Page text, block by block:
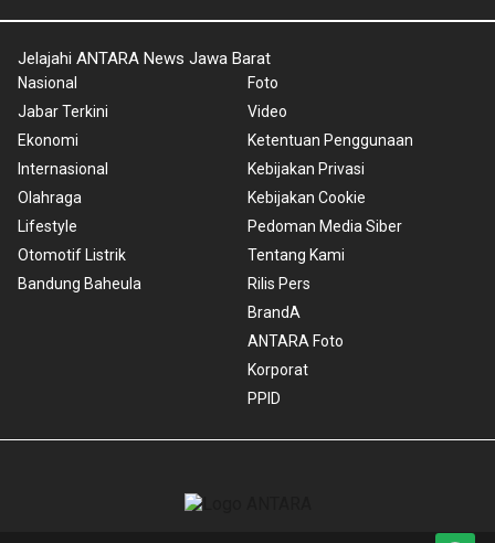
Jelajahi ANTARA News Jawa Barat
Nasional
Jabar Terkini
Ekonomi
Internasional
Olahraga
Lifestyle
Otomotif Listrik
Bandung Baheula
Foto
Video
Ketentuan Penggunaan
Kebijakan Privasi
Kebijakan Cookie
Pedoman Media Siber
Tentang Kami
Rilis Pers
BrandA
ANTARA Foto
Korporat
PPID